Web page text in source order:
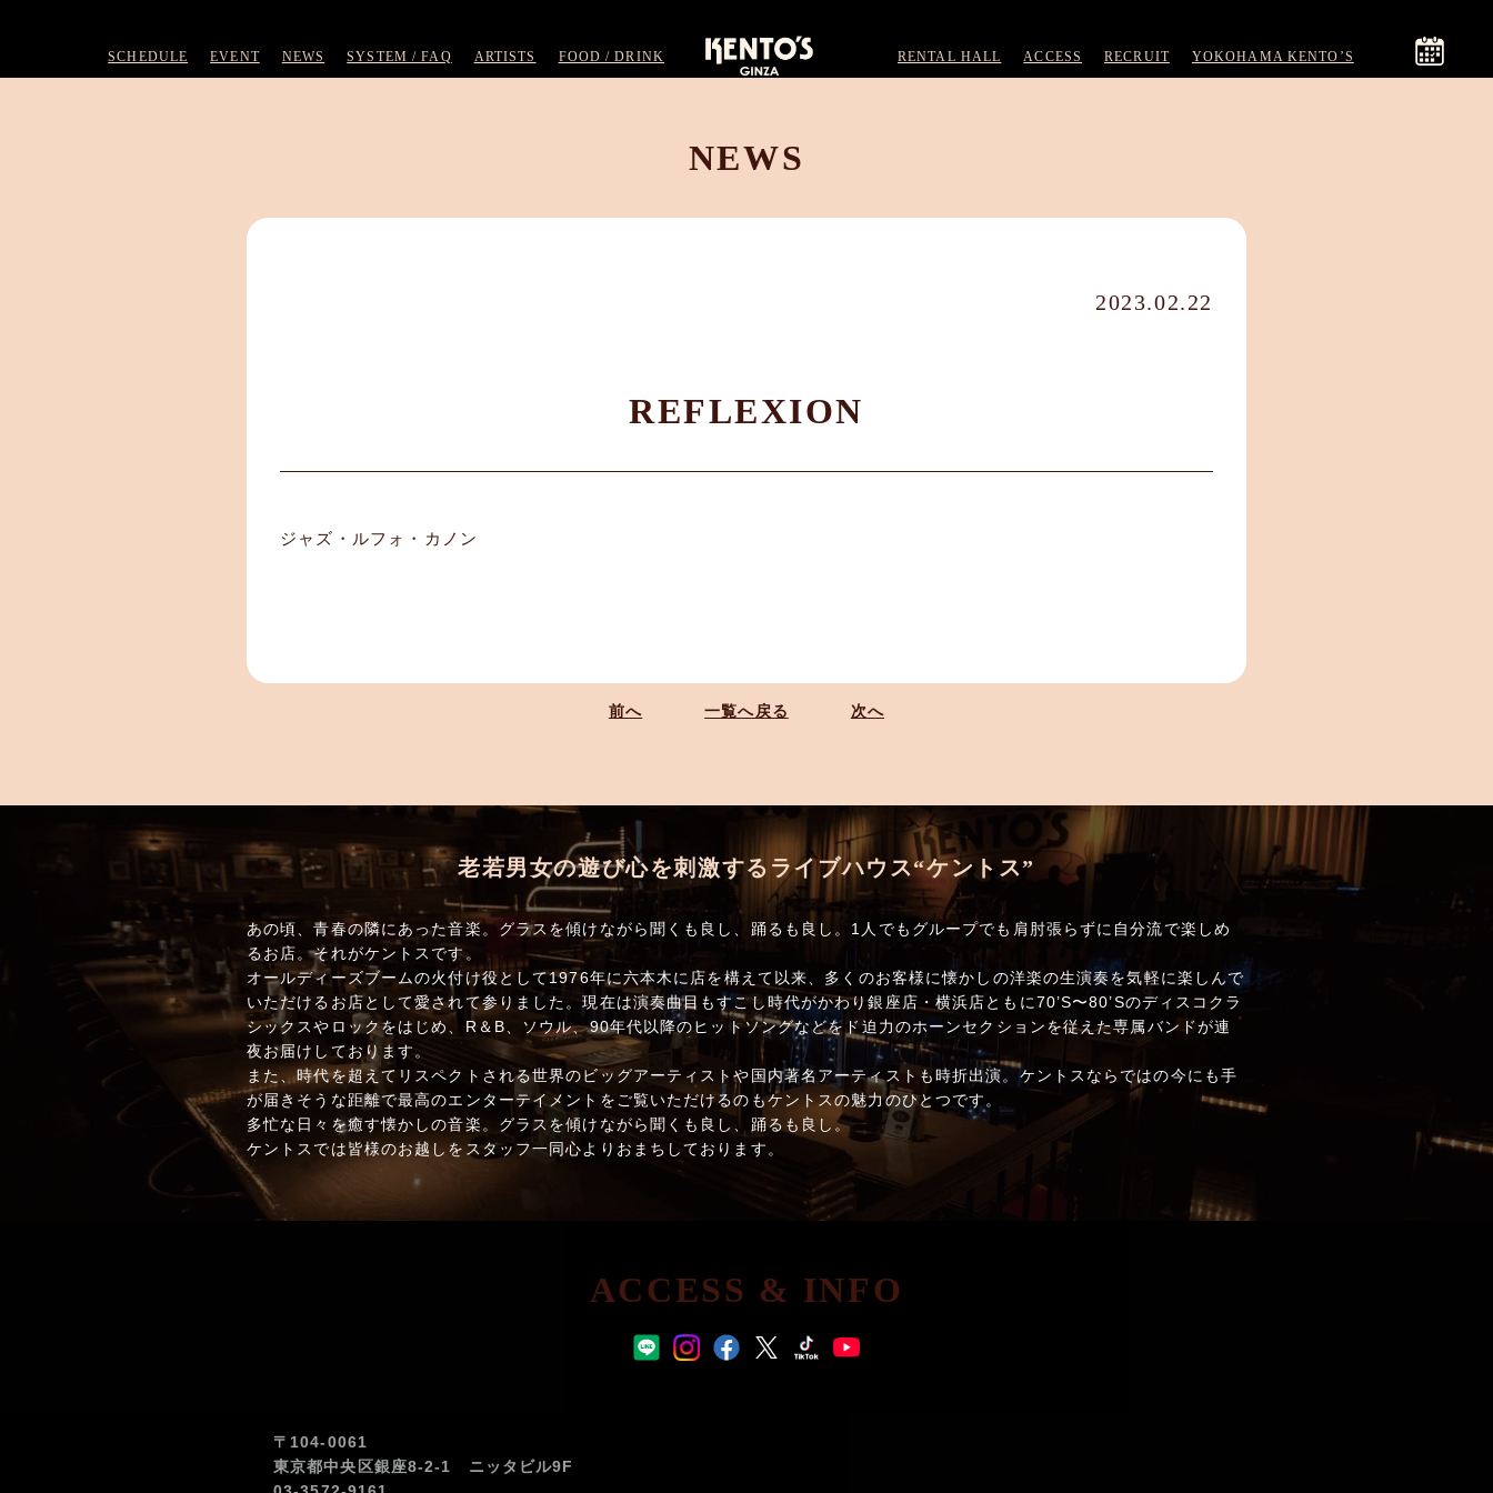
SCHEDULE EVENT NEWS SYSTEM / FAQ ARTISTS FOOD / DRINK RENTAL HALL ACCESS RECRUIT YOKOHAMA KENTO’S
NEWS
2023.02.22
REFLEXION
ジャズ・ルフォ・カノン
前へ 一覧へ戻る 次へ
老若男女の遊び心を刺激するライブハウス“ケントス”
あの頃、青春の隣にあった音楽。グラスを傾けながら聞くも良し、踊るも良し。1人でもグループでも肩肘張らずに自分流で楽しめ
るお店。それがケントスです。
オールディーズブームの火付け役として1976年に六本木に店を構えて以来、多くのお客様に懐かしの洋楽の生演奏を気軽に楽しんで
いただけるお店として愛されて参りました。現在は演奏曲目もすこし時代がかわり銀座店・横浜店ともに70’S〜80’Sのディスコクラ
シックスやロックをはじめ、R＆B、ソウル、90年代以降のヒットソングなどをド迫力のホーンセクションを従えた専属バンドが連
夜お届けしております。
また、時代を超えてリスペクトされる世界のビッグアーティストや国内著名アーティストも時折出演。ケントスならではの今にも手
が届きそうな距離で最高のエンターテイメントをご覧いただけるのもケントスの魅力のひとつです。
多忙な日々を癒す懐かしの音楽。グラスを傾けながら聞くも良し、踊るも良し。
ケントスでは皆様のお越しをスタッフ一同心よりおまちしております。
ACCESS & INFO
〒104-0061
東京都中央区銀座8-2-1 ニッタビル9F